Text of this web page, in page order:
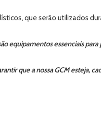
que serão utilizados
equipamentos essenciais para
que a nossa GCM esteja,